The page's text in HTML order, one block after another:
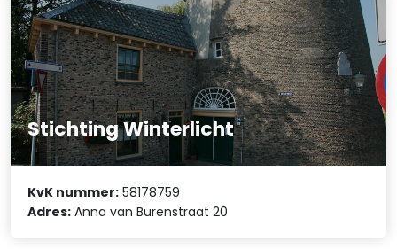
Stichting Winterlicht
KvK nummer: 58178759
Adres: Anna van Burenstraat 20